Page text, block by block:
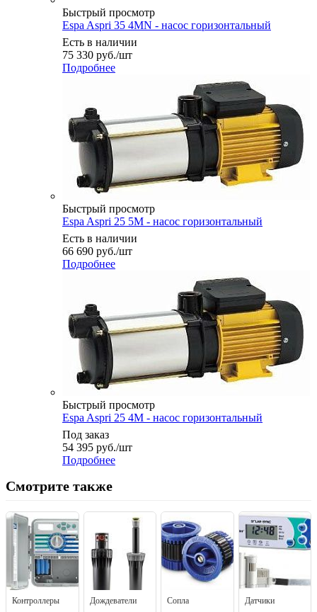
Быстрый просмотр
Espa Aspri 35 4MN - насос горизонтальный
Есть в наличии
75 330 руб./шт
Подробнее
Быстрый просмотр
Espa Aspri 25 5M - насос горизонтальный
Есть в наличии
66 690 руб./шт
Подробнее
Быстрый просмотр
Espa Aspri 25 4M - насос горизонтальный
Под заказ
54 395 руб./шт
Подробнее
Смотрите также
Контроллеры Дождеватели Сопла Датчики